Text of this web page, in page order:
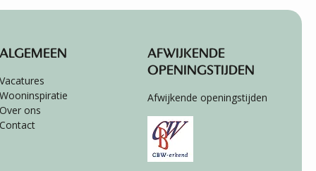
ons
AFWIJKENDE
OPENINGSTIJDEN
Afwijkende openingstijden